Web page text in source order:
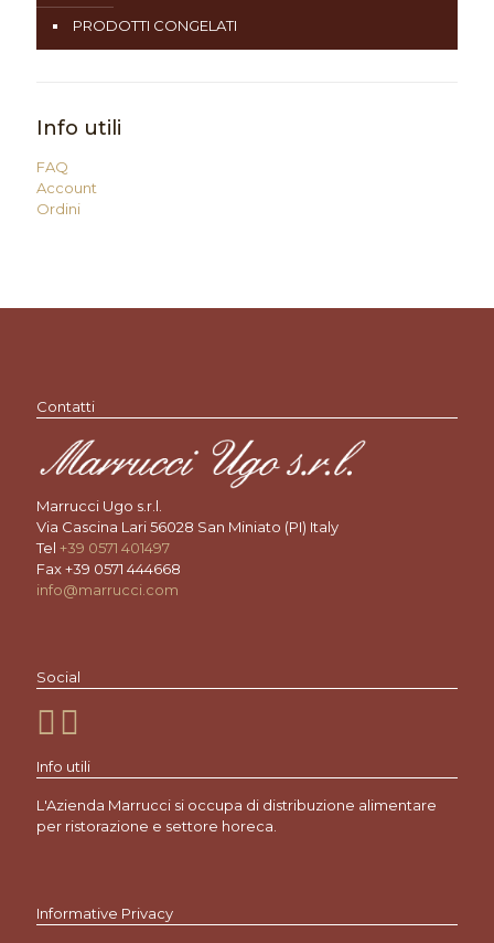
PRODOTTI CONGELATI
Info utili
FAQ
Account
Ordini
Contatti
Marrucci Ugo s.r.l.
Via Cascina Lari 56028 San Miniato (PI) Italy
Tel +39 0571 401497
Fax +39 0571 444668
info@marrucci.com
Social
Info utili
L'Azienda Marrucci si occupa di distribuzione alimentare
per ristorazione e settore horeca.
Informative Privacy